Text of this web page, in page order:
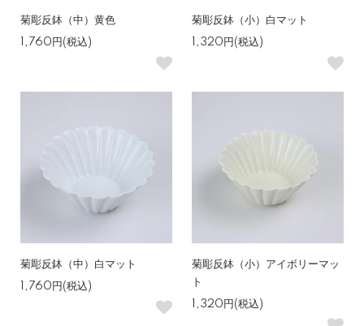
菊彫反鉢（中）黄色
1,760円(税込)
菊彫反鉢（小）白マット
1,320円(税込)
菊彫反鉢（中）白マット
1,760円(税込)
菊彫反鉢（小）アイボリーマッ
ト
1,320円(税込)